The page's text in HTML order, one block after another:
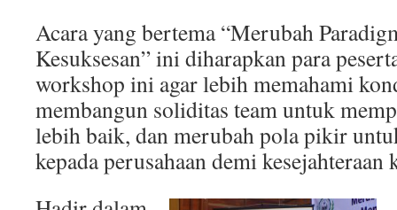
Acara yang bertema “Merubah
Kesuksesan” ini diharapkan para
workshop ini agar lebih memahami
membangun soliditas team untuk
lebih baik, dan merubah pola pikir
kepada perusahaan demi kesejahteraan